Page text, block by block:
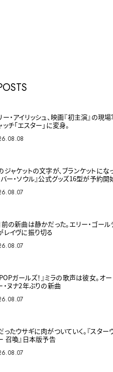
ー・アイリッシュ、映画『初主演』の現
ッチ「エスター」に変身。
ジャケットの文字が、ブランケットにな
バー・ソウル』公式グッズ16型が予約開
の新曲は静かだった。エリー・ゴール
レイヴに振り切る
ガールズ！』ミラの歌声は彼女。オ
・ヌナ2年ぶりの新曲
ったウサギに肉がついていく。『スター
召喚』日本版予告